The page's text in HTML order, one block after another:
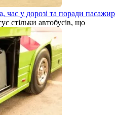
час у дорозі та поради
стільки автобусів, що